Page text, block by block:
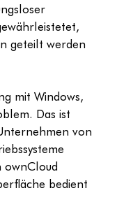
geteilt werden
mit Windows,
Das ist
von
ownCloud
bedient